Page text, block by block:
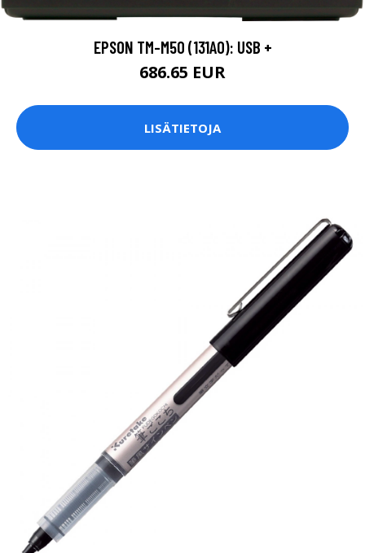
EPSON TM-M50 (131A0): USB +
686.65 EUR
LISÄTIETOJA